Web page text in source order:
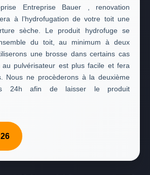
Entreprise Bauer , renovation
à l’hydrofugation de votre toit une
sèche. Le produit hydrofuge se
du toit, au minimum à deux
une brosse dans certains cas
au pulvérisateur est plus facile et fera
Nous ne procèderons à la deuxième
24h afin de laisser le produit